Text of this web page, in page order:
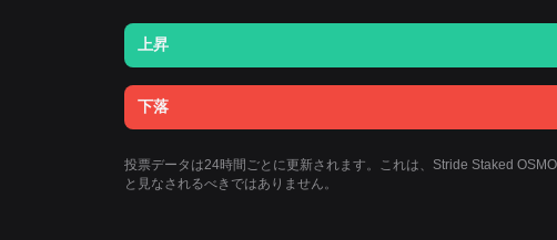
上昇
下落
投票データは24時間ごとに更新されます。これは、Stride Staked
と見なされるべきではありません。